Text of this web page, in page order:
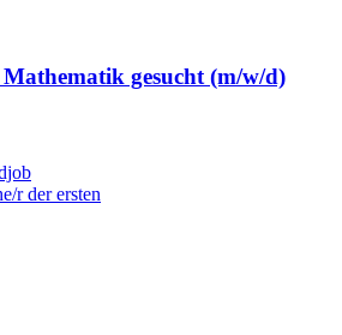
gesucht (m/w/d)
r der ersten